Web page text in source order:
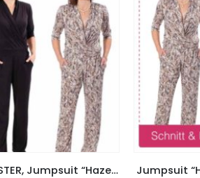
PAPIERSCHNITTMUSTER, Jumpsuit “Hazel”, Gr. 158 – Damengr. 46 Jumpsuit